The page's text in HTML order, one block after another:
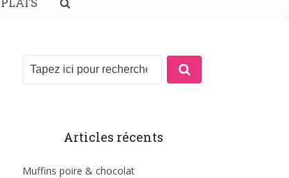
Articles récents
Muffins poire & chocolat